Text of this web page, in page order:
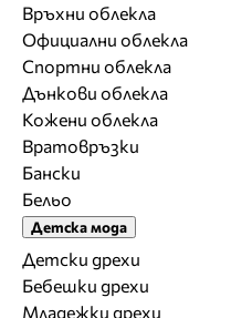
Връхни облекла
Официални облекла
Спортни облекла
Дънкови облекла
Кожени облекла
Вратовръзки
Бански
Бельо
Детска мода
Детски дрехи
Бебешки дрехи
Младежки дрехи